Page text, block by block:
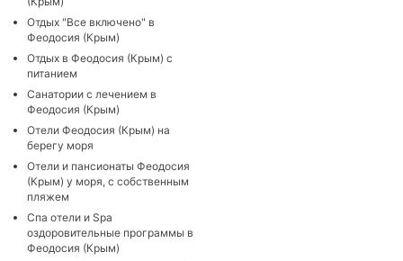
Отдых "Все включено" в
Феодосия (Крым)
Отдых в Феодосия (Крым) с
питанием
Санатории с лечением в
Феодосия (Крым)
Отели Феодосия (Крым) на
берегу моря
Отели и пансионаты Феодосия
(Крым) у моря, с собственным
пляжем
Cпа отели и Spa
оздоровительные программы в
Феодосия (Крым)